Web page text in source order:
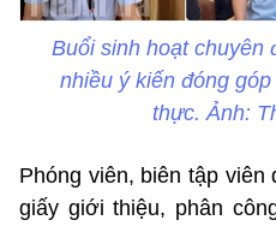
Buổi sinh hoạt chuyên
nhiều ý kiến đóng
thực. Ảnh:
Phóng viên, biên tập
giấy giới thiệu, phân